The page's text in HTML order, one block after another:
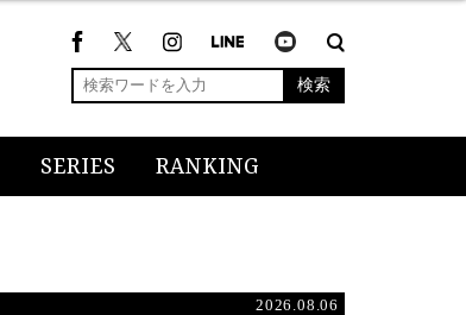
検索
SERIES RANKING
2026.08.06